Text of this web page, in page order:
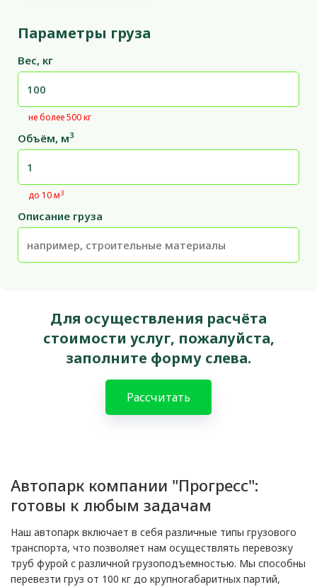
Параметры груза
Вес, кг
не более 500 кг
Объём, м3
до 10 м3
Описание груза
Для осуществления расчёта
стоимости услуг, пожалуйста,
заполните форму слева.
Рассчитать
Автопарк компании "Прогресс":
готовы к любым задачам
Наш автопарк включает в себя различные типы грузового
транспорта, что позволяет нам осуществлять перевозку
труб фурой с различной грузоподъемностью. Мы способны
перевезти груз от 100 кг до крупногабаритных партий,